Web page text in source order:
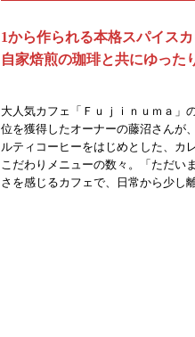
1から作られる本格スパイス
自家焙煎の珈琲と共にゆった
大人気カフェ「Ｆｕｊｉｎｕｍａ」
位を獲得したオーナーの藤沼さんが
ルティコーヒーをはじめとした、カ
こだわりメニューの数々。「ただい
さを感じるカフェで、日常から少し